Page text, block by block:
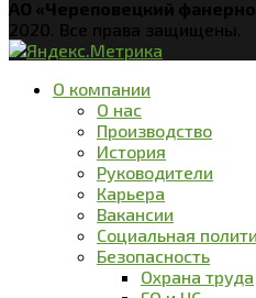
АО «Череповецкий
2020. Все права защищены.
О компании
О нас
Производство
История
Руководители
Карьера
Вакансии
Социальная
Безопасность
Охрана труда